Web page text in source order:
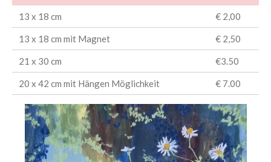
13 x 18 cm
€ 2,00
13 x 18 cm mit Magnet € 2,50
21 x 30 cm €3.50
20 x 42 cm mit Hängen Möglichkeit € 7.00